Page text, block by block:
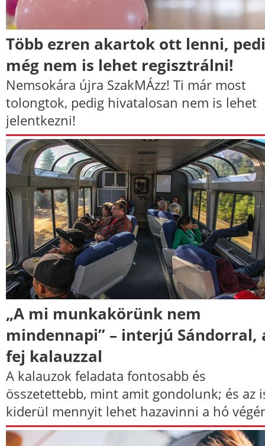
Több ezren akartok ott lenni,
még nem is lehet regisztrálni!
Nemsokára újra SzakMÁzz! Ti már most
tolongtok, pedig hivatalosan nem is lehet
jelentkezni!
„A mi munkakörünk nem
mindennapi” – interjú Sándorral,
fej kalauzzal
A kalauzok feladata fontosabb és
összetettebb, mint amit gondolunk; és az
kiderül mennyit lehet hazavinni a hó